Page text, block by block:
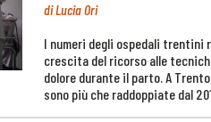
di Lucia Ori
I numeri degli ospedali trentini
crescita del ricorso alle
dolore durante il parto. A
sono più che raddoppiate dal